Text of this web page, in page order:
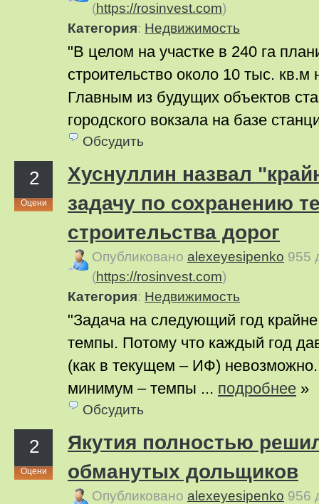
(https://rosinvest.com)
Категория: Недвижимость
"В целом на участке в 240 га
строительство около 10 тыс.
Главным из будущих объектов
городского вокзала на базе
Обсудить
2
Оцени
Хуснуллин назвал
задачу по сохранению
строительства дорог
Опубликовано alexeyesipenko 955
(https://rosinvest.com)
Категория: Недвижимость
"Задача на следующий год
темпы. Потому что каждый год
(как в текущем – ИФ)
минимум – темпы ... подробнее »
Обсудить
2
Оцени
Якутия полностью
обманутых дольщиков
Опубликовано alexeyesipenko 956